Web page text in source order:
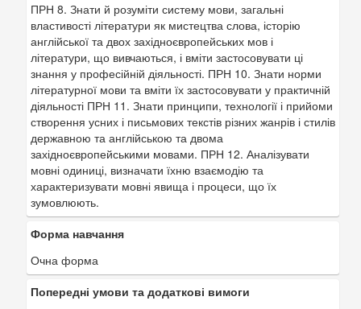
ПРН 8. Знати й розуміти систему мови, загальні
властивості літератури як мистецтва слова, історію
англійської та двох західноєвропейських мов і
літератури, що вивчаються, і вміти застосовувати ці
знання у професійній діяльності. ПРН 10. Знати норми
літературної мови та вміти їх застосовувати у практичній
діяльності ПРН 11. Знати принципи, технології і прийоми
створення усних і письмових текстів різних жанрів і стилів
державною та англійською та двома
західноєвропейськими мовами. ПРН 12. Аналізувати
мовні одиниці, визначати їхню взаємодію та
характеризувати мовні явища і процеси, що їх
зумовлюють.
Форма навчання
Очна форма
Попередні умови та додаткові вимоги